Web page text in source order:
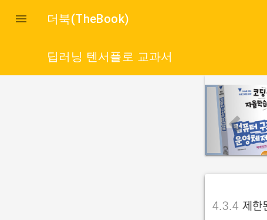
 더북(TheBook)
딥러닝 텐서플로 교과서
p
e
v
i
o
s
4.3.4 제한